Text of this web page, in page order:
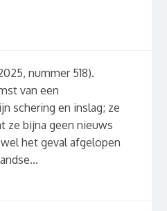
nummer 518).
van een
schering en inslag; ze
ze bijna geen nieuws
het geval afgelopen